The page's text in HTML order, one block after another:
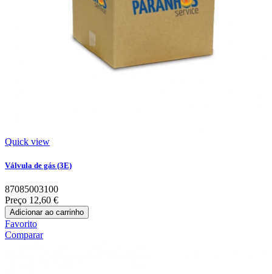
Quick view
Válvula de gás (3E)
87085003100
Preço 12,60 €
Adicionar ao carrinho
Favorito
Comparar